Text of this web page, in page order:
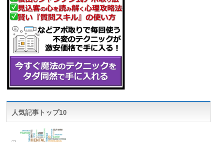
人気記事トップ10